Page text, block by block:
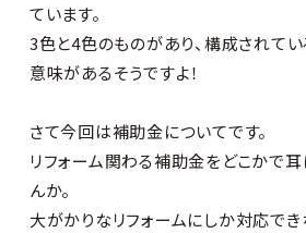
ています。
3色と4色のものがあり、構成されて
意味があるそうですよ！
さて今回は補助金についてです。
リフォーム関わる補助金をどこかで
んか。
大がかりなリフォームにしか対応で